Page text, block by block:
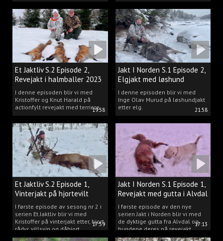
19:58
Et Jaktliv S.2 Episode 2,
Revejakt i halmballer 2023
I denne episoden blir vi med
Kristoffer og Knut Harald på
actionfylt revejakt med terriere.
21:58
Jakt I Norden S.1 Episode 2,
Elgjakt med løshund
I denne episoden blir vi med
Inge Olav Murud på løshundjakt
etter elg.
17:59
Et Jaktliv S.2 Episode 1,
Vinterjakt på hjortevilt
I første episode av sesong nr 2 i
serien Et Jaktliv blir vi med
Kristoffer på vinterjakt etter, hjort,
rådyr, villsvin og dåhjort.
17:13
Jakt I Norden S.1 Episode 1,
Revejakt med gutta i Alvdal
I første episode av den nye
serien Jakt i Norden blir vi med
de dyktige gutta fra Alvdal og
hundene deres på revejakt.